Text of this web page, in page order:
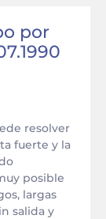
por
resolver
fuerte y la
posible
largas
salida y